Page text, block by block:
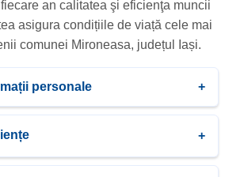
an calitatea şi eficienţa muncii
asigura condițiile de viață cele mai
comunei Mironeasa, județul Iași.
personale